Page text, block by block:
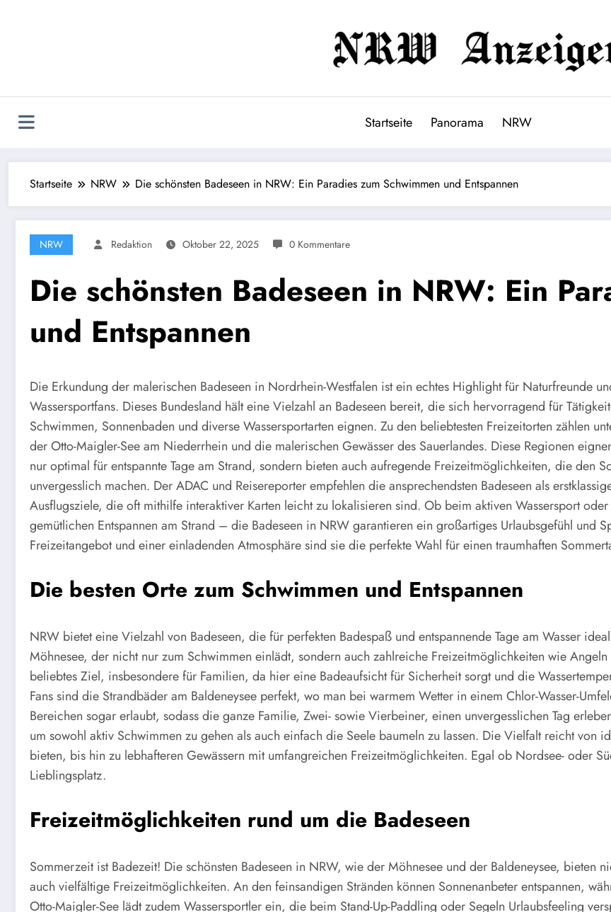
Startseite Panorama NRW
Startseite NRW Die schönsten Badeseen in NRW: Ein Paradies zum Schwimmen und Entspannen
NRW Redaktion Oktober 22, 2025 0 Kommentare
Die schönsten Badeseen in NRW: Ein
und Entspannen
Die Erkundung der malerischen Badeseen in Nordrhein-Westfalen ist ein echtes Highlight für Naturfreunde
Wassersportfans. Dieses Bundesland hält eine Vielzahl an Badeseen bereit, die sich hervorragend für
Schwimmen, Sonnenbaden und diverse Wassersportarten eignen. Zu den beliebtesten Freizeitorten zählen
der Otto-Maigler-See am Niederrhein und die malerischen Gewässer des Sauerlandes. Diese Regionen
nur optimal für entspannte Tage am Strand, sondern bieten auch aufregende Freizeitmöglichkeiten, die den
unvergesslich machen. Der ADAC und Reisereporter empfehlen die ansprechendsten Badeseen als
Ausflugsziele, die oft mithilfe interaktiver Karten leicht zu lokalisieren sind. Ob beim aktiven Wassersport
gemütlichen Entspannen am Strand – die Badeseen in NRW garantieren ein großartiges Urlaubsgefühl und
Freizeitangebot und einer einladenden Atmosphäre sind sie die perfekte Wahl für einen traumhaften
Die besten Orte zum Schwimmen und Entspannen
NRW bietet eine Vielzahl von Badeseen, die für perfekten Badespaß und entspannende Tage am Wasser
Möhnesee, der nicht nur zum Schwimmen einlädt, sondern auch zahlreiche Freizeitmöglichkeiten wie
beliebtes Ziel, insbesondere für Familien, da hier eine Badeaufsicht für Sicherheit sorgt und die
Fans sind die Strandbäder am Baldeneysee perfekt, wo man bei warmem Wetter in einem Chlor-Wasser-
Bereichen sogar erlaubt, sodass die ganze Familie, Zwei- sowie Vierbeiner, einen unvergesslichen Tag
um sowohl aktiv Schwimmen zu gehen als auch einfach die Seele baumeln zu lassen. Die Vielfalt reicht von
bieten, bis hin zu lebhafteren Gewässern mit umfangreichen Freizeitmöglichkeiten. Egal ob Nordsee- oder
Lieblingsplatz.
Freizeitmöglichkeiten rund um die Badeseen
Sommerzeit ist Badezeit! Die schönsten Badeseen in NRW, wie der Möhnesee und der Baldeneysee, bieten
auch vielfältige Freizeitmöglichkeiten. An den feinsandigen Stränden können Sonnenanbeter entspannen,
Otto-Maigler-See lädt zudem Wassersportler ein, die beim Stand-Up-Paddling oder Segeln Urlaubsfeeling